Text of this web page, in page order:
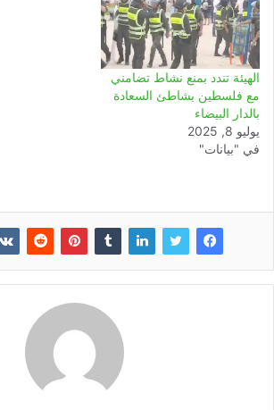
الصهيوني صباح يوم الخميس
30 أكتوبر 2014 على إغلاق
المسجد الأقصى بشكل كلي
أمام المصليين الفلسطينيين،…
الهيئة تندد بمنع نشاط تضامني
مع فلسطين بشاطئ السعادة
بالدار البيضاء
يوليو 8, 2025
في "بيانات"